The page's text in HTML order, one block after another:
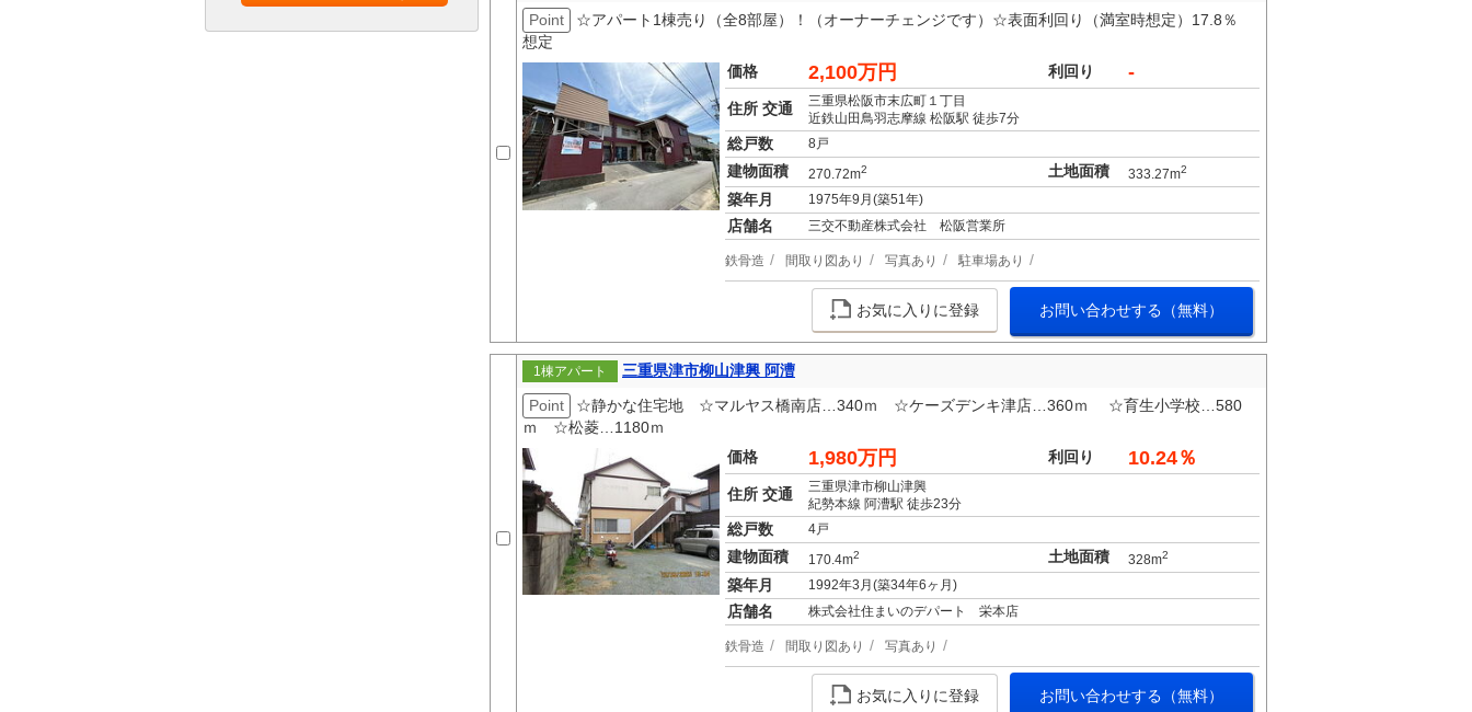
Point
☆アパート1棟売り（全8部屋）！（オーナーチェンジです）☆表面利回り（満室時想定）17.8％
想定
価格
2,100万円 利回り -
住所 交通
三重県松阪市末広町１丁目
近鉄山田鳥羽志摩線 松阪駅 徒歩7分
総戸数 8戸
建物面積 270.72m2 土地面積 333.27m2
築年月 1975年9月(築51年)
店舗名 三交不動産株式会社 松阪営業所
鉄骨造 間取り図あり 写真あり 駐車場あり
お気に入りに登録 お問い合わせする（無料）
1棟アパート
三重県津市柳山津興 阿漕
Point
☆静かな住宅地 ☆マルヤス橋南店…340ｍ ☆ケーズデンキ津店…360ｍ ☆育生小学校…580
ｍ ☆松菱…1180ｍ
価格
1,980万円 利回り 10.24％
住所 交通
三重県津市柳山津興
紀勢本線 阿漕駅 徒歩23分
総戸数 4戸
建物面積 170.4m2 土地面積 328m2
築年月 1992年3月(築34年6ヶ月)
店舗名 株式会社住まいのデパート 栄本店
鉄骨造 間取り図あり 写真あり
お気に入りに登録 お問い合わせする（無料）